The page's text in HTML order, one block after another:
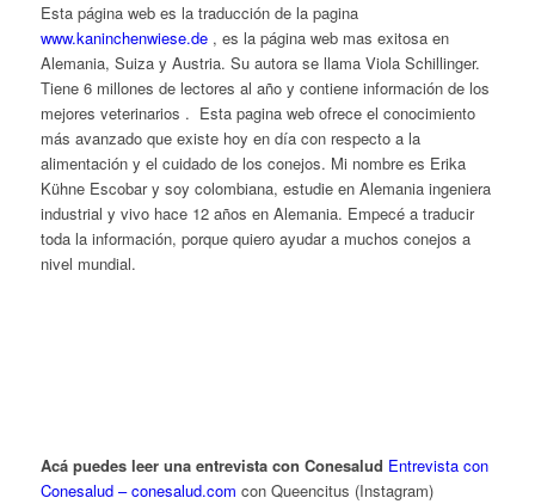
Esta página web es la traducción de la pagina
www.kaninchenwiese.de, es la página web mas exitosa en
Alemania, Suiza y Austria. Su autora se llama Viola Schillinger.
Tiene 6 millones de lectores al año y contiene información de los
mejores veterinarios . Esta pagina web ofrece el conocimiento
más avanzado que existe hoy en día con respecto a la
alimentación y el cuidado de los conejos. Mi nombre es Erika
Kühne Escobar y soy colombiana, estudie en Alemania ingeniera
industrial y vivo hace 12 años en Alemania. Empecé a traducir
toda la información, porque quiero ayudar a muchos conejos a
nivel mundial.
Acá puedes leer una entrevista con Conesalud Entrevista con
Conesalud – conesalud.com con Queencitus (Instagram)